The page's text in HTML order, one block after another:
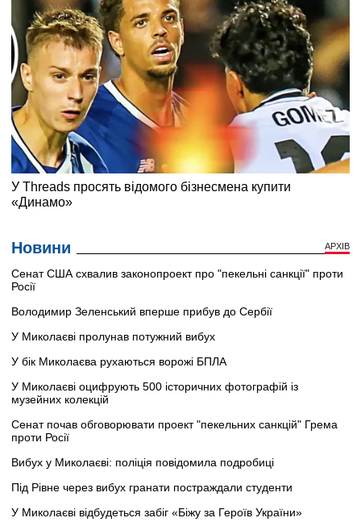
Новини АРХІВ
Сенат США схвалив законопроект про "пекельні санкції" проти
Росії
Володимир Зеленський вперше прибув до Сербії
У Миколаєві пролунав потужний вибух
У бік Миколаєва рухаються ворожі БПЛА
У Миколаєві оцифрують 500 історичних фотографій із
музейних колекцій
Сенат почав обговорювати проект "пекельних санкцій" Грема
проти Росії
Вибух у Миколаєві: поліція повідомила подробиці
Під Рівне через вибух гранати постраждали студенти
У Миколаєві відбудеться забіг «Біжу за Героїв України»